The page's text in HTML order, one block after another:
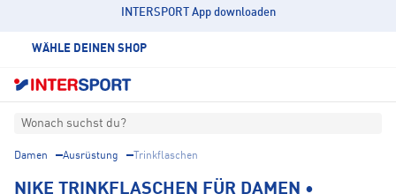
INTERSPORT App downloaden
WÄHLE DEINEN SHOP
Wonach suchst du?
Damen Ausrüstung Trinkflaschen
NIKE TRINKFLASCHEN FÜR DAMEN •